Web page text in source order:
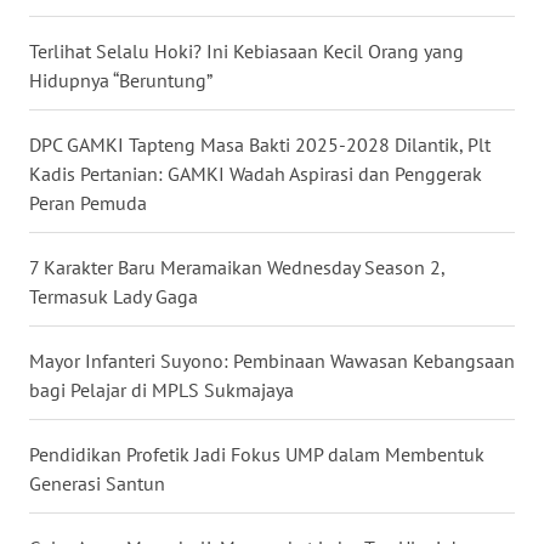
Terlihat Selalu Hoki? Ini Kebiasaan Kecil Orang yang
Hidupnya “Beruntung”
DPC GAMKI Tapteng Masa Bakti 2025-2028 Dilantik, Plt
Kadis Pertanian: GAMKI Wadah Aspirasi dan Penggerak
Peran Pemuda
7 Karakter Baru Meramaikan Wednesday Season 2,
Termasuk Lady Gaga
Mayor Infanteri Suyono: Pembinaan Wawasan Kebangsaan
bagi Pelajar di MPLS Sukmajaya
Pendidikan Profetik Jadi Fokus UMP dalam Membentuk
Generasi Santun
Regional
WN
SUMUT
WN
JAKARTA
WN
JABAR
WN
BANTEN
WN
WN